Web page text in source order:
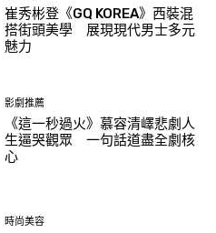
崔秀彬登《GQ KOREA》西裝混
搭街頭美學 展現現代男士多元
魅力
影劇推薦
《這一秒過火》慕容清嶧悲劇人
生逼哭觀眾 一句話道盡全劇核
心
時尚美容